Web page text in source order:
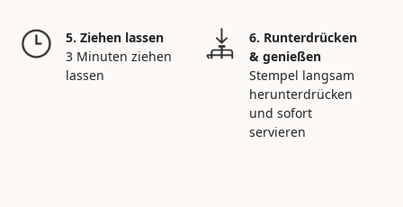
5. Ziehen lassen
3 Minuten ziehen
lassen
6. Runterdrücken
& genießen
Stempel langsam
herunterdrücken
und sofort
servieren